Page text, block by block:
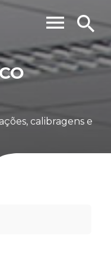
search
menu
calibragens e